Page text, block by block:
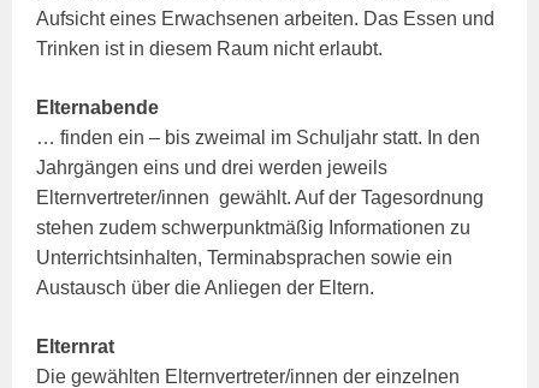
Aufsicht eines Erwachsenen arbeiten. Das Essen und
Trinken ist in diesem Raum nicht erlaubt.
Elternabende
… finden ein – bis zweimal im Schuljahr statt. In den
Jahrgängen eins und drei werden jeweils
Elternvertreter/innen gewählt. Auf der Tagesordnung
stehen zudem schwerpunktmäßig Informationen zu
Unterrichtsinhalten, Terminabsprachen sowie ein
Austausch über die Anliegen der Eltern.
Elternrat
Die gewählten Elternvertreter/innen der einzelnen